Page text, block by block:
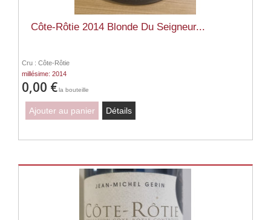
Côte-Rôtie 2014 Blonde Du Seigneur...
Cru : Côte-Rôtie
millésime: 2014
0,00 €la bouteille
Ajouter au panier Détails